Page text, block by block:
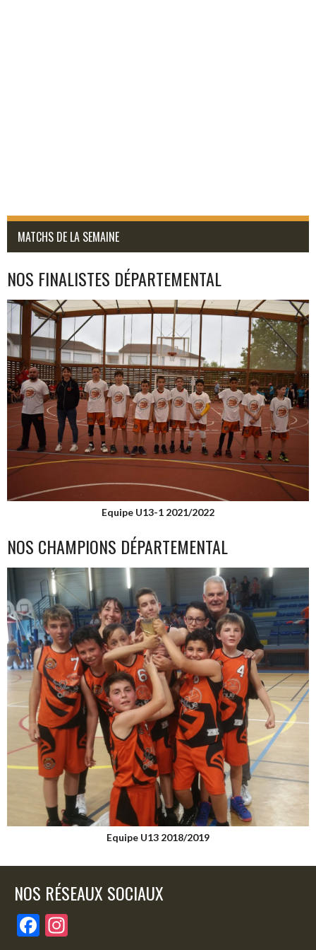
MATCHS DE LA SEMAINE
NOS FINALISTES DÉPARTEMENTAL
Equipe U13-1 2021/2022
NOS CHAMPIONS DÉPARTEMENTAL
Equipe U13 2018/2019
NOS RÉSEAUX SOCIAUX
F